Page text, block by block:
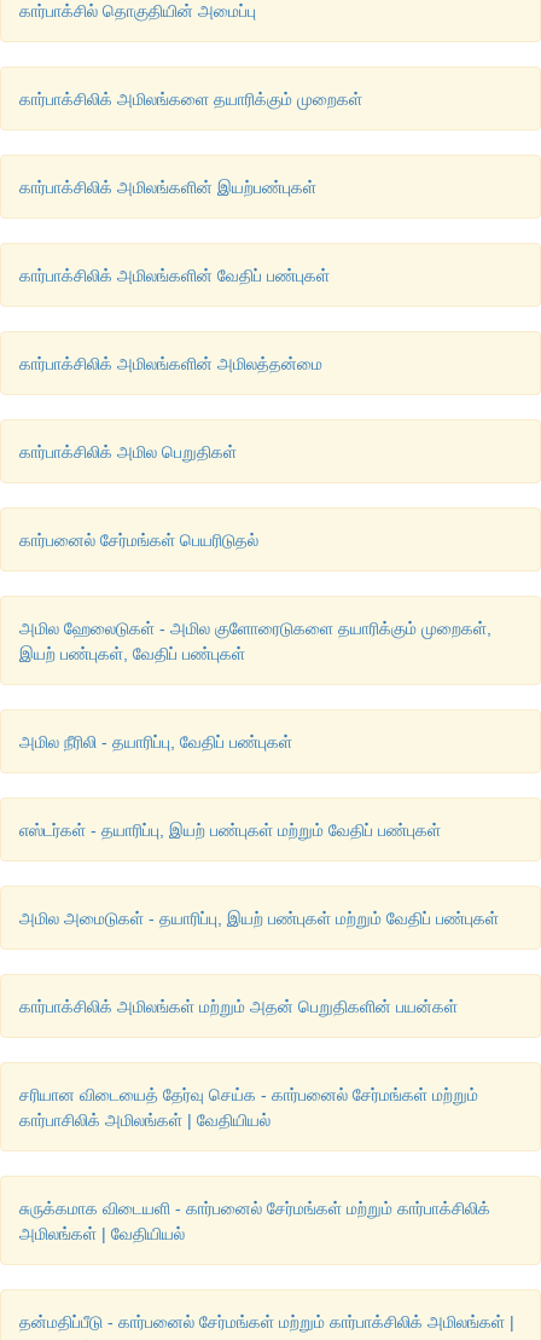
கார்பாக்சில் தொகுதியின் அமைப்பு
கார்பாக்சிலிக் அமிலங்களை தயாரிக்கும் முறைகள்
கார்பாக்சிலிக் அமிலங்களின் இயற்பண்புகள்
கார்பாக்சிலிக் அமிலங்களின் வேதிப் பண்புகள்
கார்பாக்சிலிக் அமிலங்களின் அமிலத்தன்மை
கார்பாக்சிலிக் அமில பெறுதிகள்
கார்பனைல் சேர்மங்கள் பெயரிடுதல்
அமில ஹேலைடுகள் - அமில குளோரைடுகளை தயாரிக்கும் முறைகள்,
இயற் பண்புகள், வேதிப் பண்புகள்
அமில நீரிலி - தயாரிப்பு, வேதிப் பண்புகள்
எஸ்டர்கள் - தயாரிப்பு, இயற் பண்புகள் மற்றும் வேதிப் பண்புகள்
அமில அமைடுகள் - தயாரிப்பு, இயற் பண்புகள் மற்றும் வேதிப் பண்புகள்
கார்பாக்சிலிக் அமிலங்கள் மற்றும் அதன் பெறுதிகளின் பயன்கள்
சரியான விடையைத் தேர்வு செய்க - கார்பனைல் சேர்மங்கள் மற்றும்
கார்பாசிலிக் அமிலங்கள் | வேதியியல்
சுருக்கமாக விடையளி - கார்பனைல் சேர்மங்கள் மற்றும் கார்பாக்சிலிக்
அமிலங்கள் | வேதியியல்
தன்மதிப்பீடு - கார்பனைல் சேர்மங்கள் மற்றும் கார்பாக்சிலிக் அமிலங்கள் |